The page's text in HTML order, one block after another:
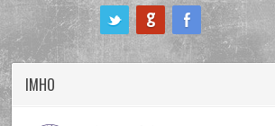
IMHO